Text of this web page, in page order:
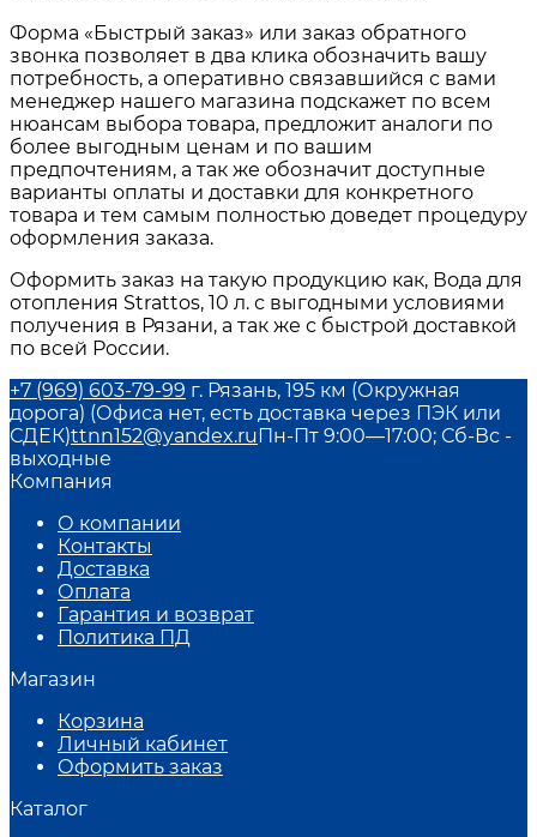
Форма «Быстрый заказ» или заказ обратного
звонка позволяет в два клика обозначить вашу
потребность, а оперативно связавшийся с вами
менеджер нашего магазина подскажет по всем
нюансам выбора товара, предложит аналоги по
более выгодным ценам и по вашим
предпочтениям, а так же обозначит доступные
варианты оплаты и доставки для конкретного
товара и тем самым полностью доведет процедуру
оформления заказа.
Оформить заказ на такую продукцию как, Вода для
отопления Strattos, 10 л. с выгодными условиями
получения в Рязани, а так же с быстрой доставкой
по всей России.
+7 (969) 603-79-99 г. Рязань, 195 км (Окружная
дорога) (Офиса нет, есть доставка через ПЭК или
СДЕК)ttnn152@yandex.ruПн-Пт 9:00—17:00; Сб-Вс -
выходные
Компания
О компании
Контакты
Доставка
Оплата
Гарантия и возврат
Политика ПД
Магазин
Корзина
Личный кабинет
Оформить заказ
Каталог